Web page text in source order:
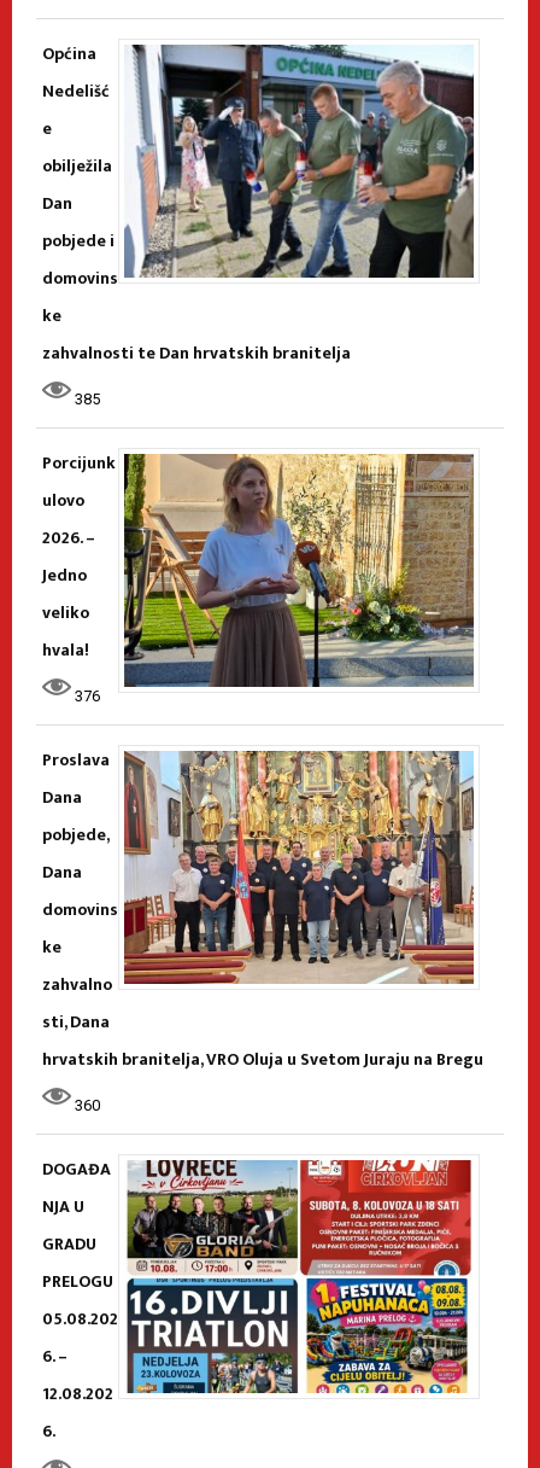
Općina
Nedelišć
e
obilježila
Dan
pobjede i
domovins
ke
zahvalnosti te Dan hrvatskih branitelja
385
Porcijunk
ulovo
2026. –
Jedno
veliko
hvala!
376
Proslava
Dana
pobjede,
Dana
domovins
ke
zahvalno
sti, Dana
hrvatskih branitelja, VRO Oluja u Svetom Juraju na Bregu
360
DOGAĐA
NJA U
GRADU
PRELOGU
05.08.202
6. –
12.08.202
6.